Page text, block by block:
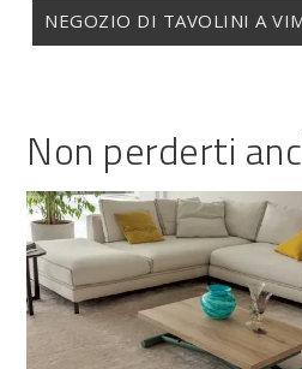
NEGOZIO DI TAVOLINI A
Non perderti